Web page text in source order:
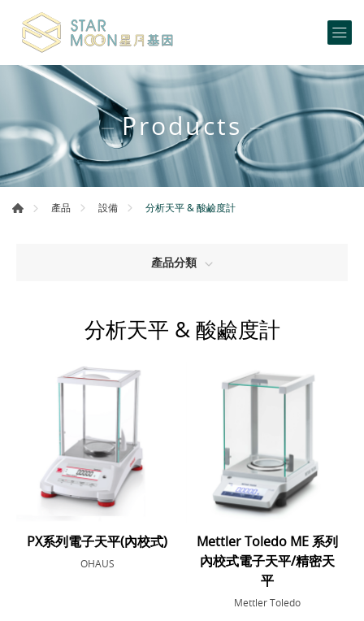
Products
產品 設備 分析天平 & 酸鹼度計
產品分類
分析天平 & 酸鹼度計
PX系列電子天平(內校式)
OHAUS
Mettler Toledo ME 系列
內校式電子天平/精密天
平
Mettler Toledo